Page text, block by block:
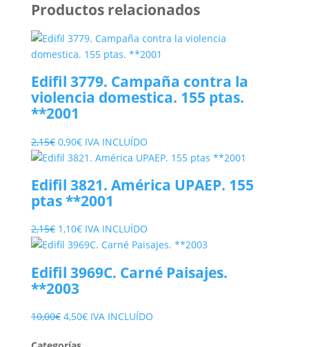
Productos relacionados
Edifil 3779. Campaña contra la
violencia domestica. 155 ptas.
**2001
2,15€ El
precio
era:
2,15€.
0,90€El
precio
es:
0,90€.
IVA INCLUÍDO
Edifil 3821. América UPAEP. 155
ptas **2001
2,15€ El
precio
era:
2,15€.
1,10€El
precio
es:
IVA INCLUÍDO
Edifil 3969C. Carné Paisajes.
**2003
10,00€ El
4,50€ElIVA INCLUÍDO